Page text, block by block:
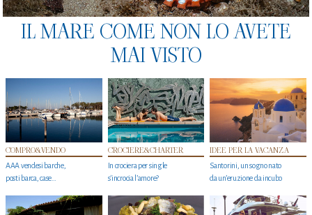
IL MARE COME NON LO AVETE
MAI VISTO
COMPRO&VENDO
AAA vendesi barche,
posti barca, case…
CROCIERE&CHARTER
In crociera per single
s'incrocia l’amore?
IDEE PER LA VACANZA
Santorini, un sogno nato
da un’eruzione da incubo